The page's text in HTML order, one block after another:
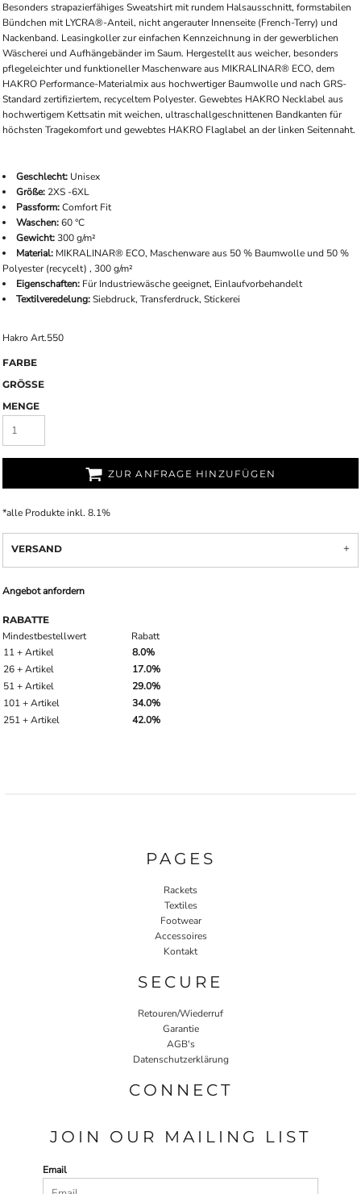
Besonders strapazierfähiges Sweatshirt mit rundem Halsausschnitt, formstabilen
Bündchen mit LYCRA®-Anteil, nicht angerauter Innenseite (French-Terry) und
Nackenband. Leasingkoller zur einfachen Kennzeichnung in der gewerblichen
Wäscherei und Aufhängebänder im Saum. Hergestellt aus weicher, besonders
pflegeleichter und funktioneller Maschenware aus MIKRALINAR® ECO, dem
HAKRO Performance-Materialmix aus hochwertiger Baumwolle und nach GRS-
Standard zertifiziertem, recyceltem Polyester. Gewebtes HAKRO Necklabel aus
hochwertigem Kettsatin mit weichen, ultraschallgeschnittenen Bandkanten für
höchsten Tragekomfort und gewebtes HAKRO Flaglabel an der linken Seitennaht.
Geschlecht: Unisex
Größe: 2XS -6XL
Passform:Comfort Fit
Waschen:60 °C
Gewicht:300 g/m²
Material: MIKRALINAR® ECO, Maschenware aus 50 % Baumwolle und 50 %
Polyester (recycelt) , 300 g/m²
Eigenschaften: Für Industriewäsche geeignet, Einlaufvorbehandelt
Textilveredelung:Siebdruck, Transferdruck, Stickerei
Hakro Art.550
FARBE
GRÖSSE
MENGE
ZUR ANFRAGE HINZUFÜGEN
*alle Produkte inkl. 8.1%
VERSAND
Angebot anfordern
RABATTE
Mindestbestellwert
Rabatt
11 + Artikel
8.0%
26 + Artikel
17.0%
51 + Artikel
29.0%
101 + Artikel
34.0%
251 + Artikel
42.0%
PAGES
Rackets
Textiles
Footwear
Accessoires
Kontakt
SECURE
Retouren/Wiederruf
Garantie
AGB's
Datenschutzerklärung
CONNECT
JOIN OUR MAILING LIST
Email